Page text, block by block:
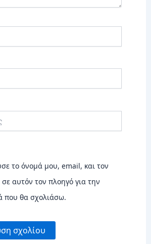
το όνομά μου, email, και τον
αυτόν τον πλοηγό για την
που θα σχολιάσω.